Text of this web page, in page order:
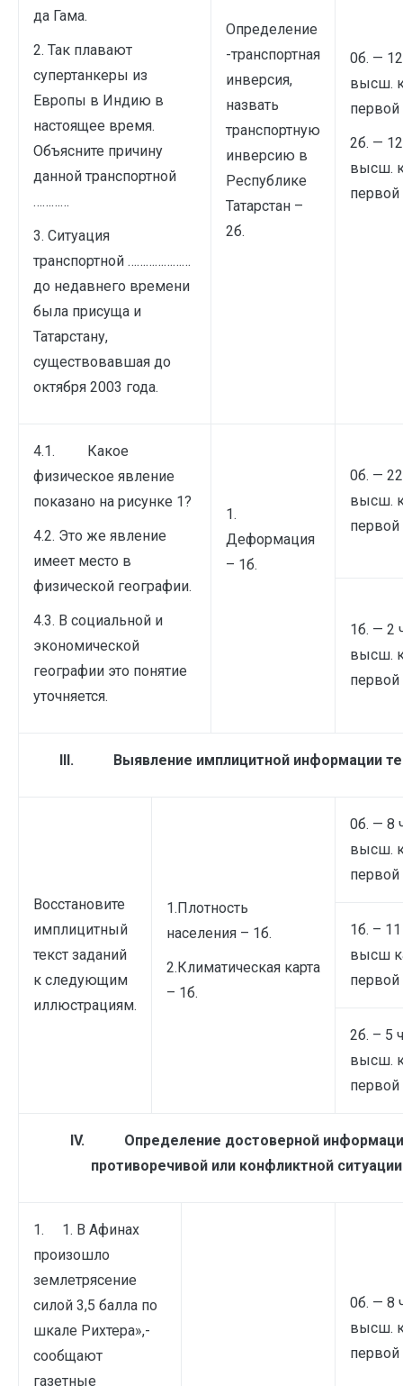
да Гама.
2. Так плавают
супертанкеры из
Европы в Индию в
настоящее время.
Объясните причину
данной транспортной
…………
3. Ситуация
транспортной …………………
до недавнего времени
была присуща и
Татарстану,
существовавшая до
октября 2003 года.
Определение
-транспортная
инверсия,
назвать
транспортную
инверсию в
Республике
Татарстан –
2б.
0б. —
высш.
первой
2б. —
высш.
первой
4.1. Какое
физическое явление
показано на рисунке 1?
4.2. Это же явление
имеет место в
физической географии.
4.3. В социальной и
экономической
географии это понятие
уточняется.
1.
Деформация
– 1б.
0б. —
высш.
первой
1б. — 2
высш.
первой
III. Выявление имплицитной информации
Восстановите
имплицитный
текст заданий
к следующим
иллюстрациям.
1.Плотность
населения – 1б.
2.Климатическая карта
– 1б.
0б. — 8
высш.
первой
1б. –
высш
первой
2б. – 5
высш.
первой
IV. Определение достоверной
противоречивой или конфликтной ситуации
1. 1. В Афинах
произошло
землетрясение
силой 3,5 балла по
шкале Рихтера»,-
сообщают
газетные
0б. — 8
высш.
первой